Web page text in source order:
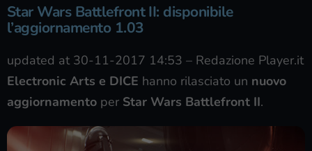
Star Wars Battlefront II: disponibile
l’aggiornamento 1.03
updated at 30-11-2017 14:53 – Redazione Player.it
Electronic Arts e DICE hanno rilasciato un nuovo
aggiornamento per Star Wars Battlefront II.